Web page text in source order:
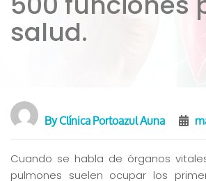
salud.
ByClínica Portoazul Auna
Cuando se habla de órganos
pulmones suelen ocupar los